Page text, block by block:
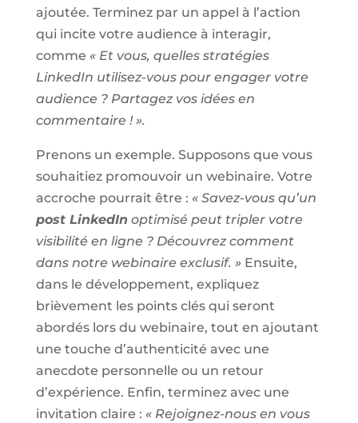
ajoutée. Terminez par un appel à l’action
qui incite votre audience à interagir,
comme « Et vous, quelles stratégies
LinkedIn utilisez-vous pour engager votre
audience ? Partagez vos idées en
commentaire ! ».
Prenons un exemple. Supposons que vous
souhaitiez promouvoir un webinaire. Votre
accroche pourrait être : « Savez-vous qu’un
post LinkedIn optimisé peut tripler votre
visibilité en ligne ? Découvrez comment
dans notre webinaire exclusif. »Ensuite,
dans le développement, expliquez
brièvement les points clés qui seront
abordés lors du webinaire, tout en ajoutant
une touche d’authenticité avec une
anecdote personnelle ou un retour
d’expérience. Enfin, terminez avec une
invitation claire : « Rejoignez-nous en vous